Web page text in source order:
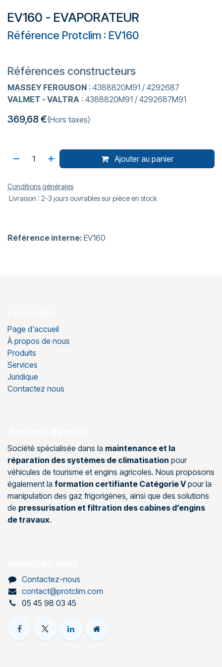
EV160 - EVAPORATEUR
Référence Protclim : EV160
Références constructeurs
MASSEY FERGUSON : 4388820M91 / 4292687
VALMET - VALTRA : 4388820M91 / 4292687M91
369,68€(Hors taxes)
Ajouter au panier
Conditions générales
Livraison : 2-3 jours ouvrables sur pièce en stock
Référence interne: EV160
Page d'accueil
À propos de nous
Produits
Services
Juridique
Contactez nous
Société spécialisée dans la maintenance et la
réparation des systèmes de climatisation pour
véhicules de tourisme et engins agricoles. Nous proposons
également la formation certifiante Catégorie Vpour la
manipulation des gaz frigorigènes, ainsi que des solutions
de pressurisation et filtration des cabines d’engins
de travaux.
Contactez-nous
contact@protclim.com
05 45 98 03 45